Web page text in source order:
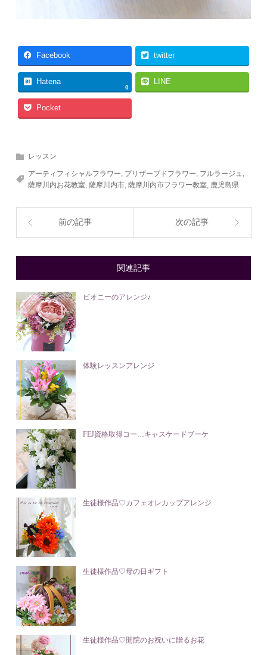
Facebook twitter
Hatena
0
LINE
Pocket
レッスン
アーティフィシャルフラワー, プリザーブドフラワー, フルラージュ ,
薩摩川内お花教室,薩摩川内市,薩摩川内市フラワー教室, 鹿児島県
前の記事 次の記事
関連記事
ピオニーのアレンジ♪
体験レッスンアレンジ
FEJ資格取得コー…キャスケードブーケ
生徒様作品♡カフェオレカップアレンジ
生徒様作品♡母の日ギフト
生徒様作品♡開院のお祝いに贈るお花